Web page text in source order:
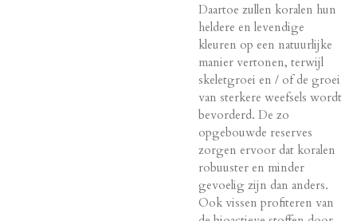
Daartoe zullen koralen hun
heldere en levendige
kleuren op een natuurlijke
manier vertonen, terwijl
skeletgroei en / of de groei
van sterkere weefsels wordt
bevorderd. De zo
opgebouwde reserves
zorgen ervoor dat koralen
robuuster en minder
gevoelig zijn dan anders.
Ook vissen profiteren van